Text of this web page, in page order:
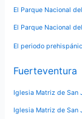
El Parque Nacional
El Parque Nacional
El periodo
Fuerteventura
Iglesia Matriz de San
Iglesia Matriz de San